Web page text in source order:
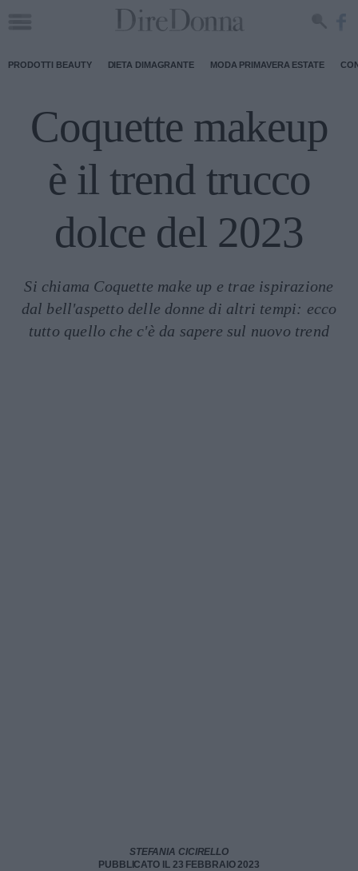
PRODOTTI BEAUTY DIETA DIMAGRANTE MODA PRIMAVERA ESTATE
Coquette makeup
è il trend trucco
dolce del 2023
Si chiama Coquette make up e trae ispirazione
dal bell'aspetto delle donne di altri tempi: ecco
tutto quello che c'è da sapere sul nuovo trend
STEFANIA CICIRELLO
PUBBLICATO IL 23 FEBBRAIO 2023